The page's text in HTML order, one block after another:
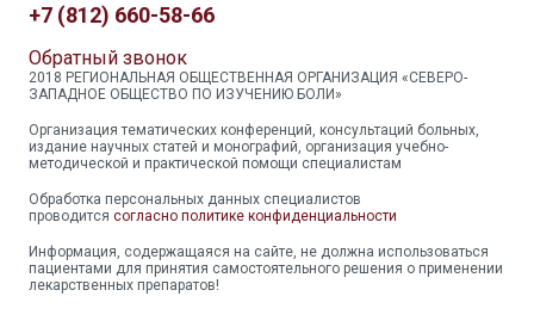
+7 (812) 660-58-66
Обратный звонок
2018 РЕГИОНАЛЬНАЯ ОБЩЕСТВЕННАЯ ОРГАНИЗАЦИЯ «СЕВЕРО-
ЗАПАДНОЕ ОБЩЕСТВО ПО ИЗУЧЕНИЮ БОЛИ»
Организация тематических конференций, консультаций больных,
издание научных статей и монографий, организация учебно-
методической и практической помощи специалистам
Обработка персональных данных специалистов
проводится согласно политике конфиденциальности
Информация, содержащаяся на сайте, не должна использоваться
пациентами для принятия самостоятельного решения о применении
лекарственных препаратов!